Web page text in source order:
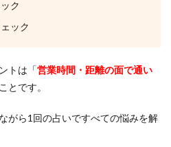
ク
ック
トは「営業時間・距離の面で通い
とです。
がら1回の占いですべての悩みを解